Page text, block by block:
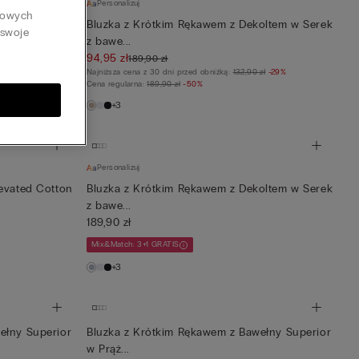
w Serek
Personalizuj
Bluzka z Krótkim Rękawem z Dekoltem w Serek
z bawe...
94,95 zł189,90 zł
Najniższa cena z 30 dni przed obniżką:132,90 zł -29%
Cena regularna:189,90 zł -50%
+3
Cotton
Personalizuj
Bluzka z Krótkim Rękawem z Dekoltem w Serek
z bawe...
189,90 zł
Mix&Match: 3+1 GRATIS
+3
Superior
Bluzka z Krótkim Rękawem z Bawełny Superior
w Prąż...